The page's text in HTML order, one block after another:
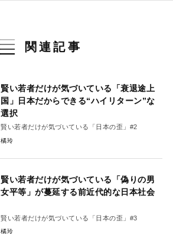
関連記事
賢い若者だけが気づいている「衰退途上
国」日本だからできる“ハイリターン”な
選択
賢い若者だけが気づいている「日本の歪」#2
橘玲
賢い若者だけが気づいている「偽りの男
女平等」が蔓延する前近代的な日本社会
賢い若者だけが気づいている「日本の歪」#3
橘玲